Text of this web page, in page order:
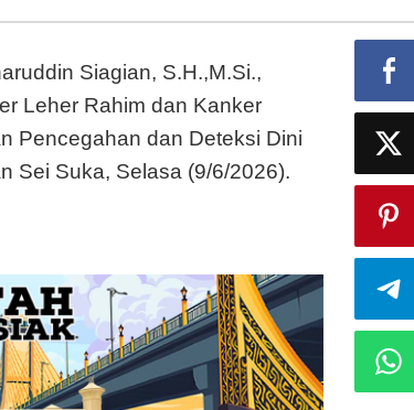
Siagian, S.H.,M.Si.,
Leher Rahim dan Kanker
Pencegahan dan Deteksi Dini
Sei Suka, Selasa (9/6/2026).